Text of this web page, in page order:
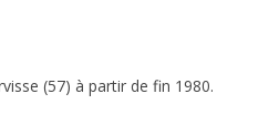
(57) à partir de fin 1980.